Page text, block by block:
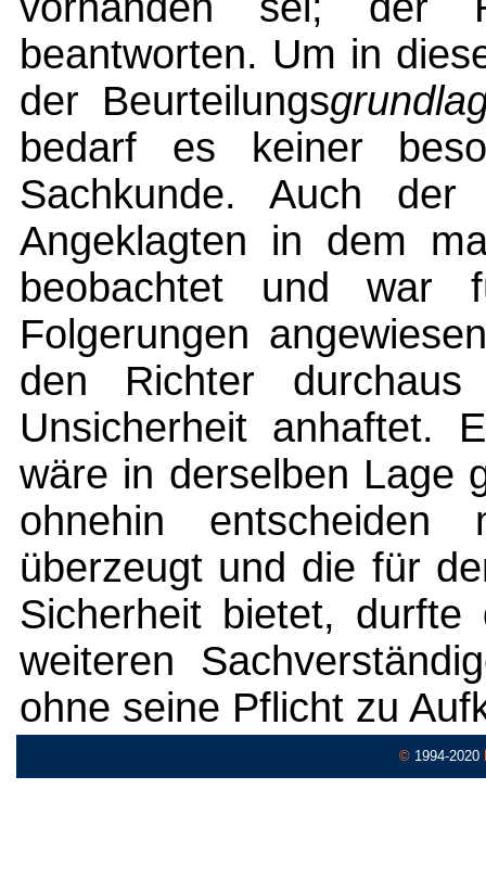
beantworten. Um in
der Beurteilungs
bedarf es keiner
Sachkunde. Auch der
Angeklagten in dem
beobachtet und war
Folgerungen
den Richter
Unsicherheit anhaftet.
wäre in derselben Lage
ohnehin
überzeugt und die für
Sicherheit bietet,
weiteren
ohne seine Pflicht zu
© 1994-2020